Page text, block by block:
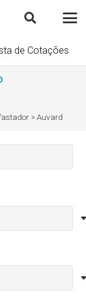
de Cotações
> Auvard